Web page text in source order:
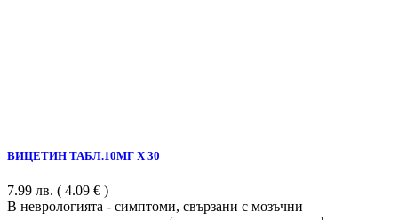
ВИЦЕТИН ТАБЛ.10МГ Х 30
7.99 лв. ( 4.09 € )
В неврологията - симптоми, свързани с мозъчни